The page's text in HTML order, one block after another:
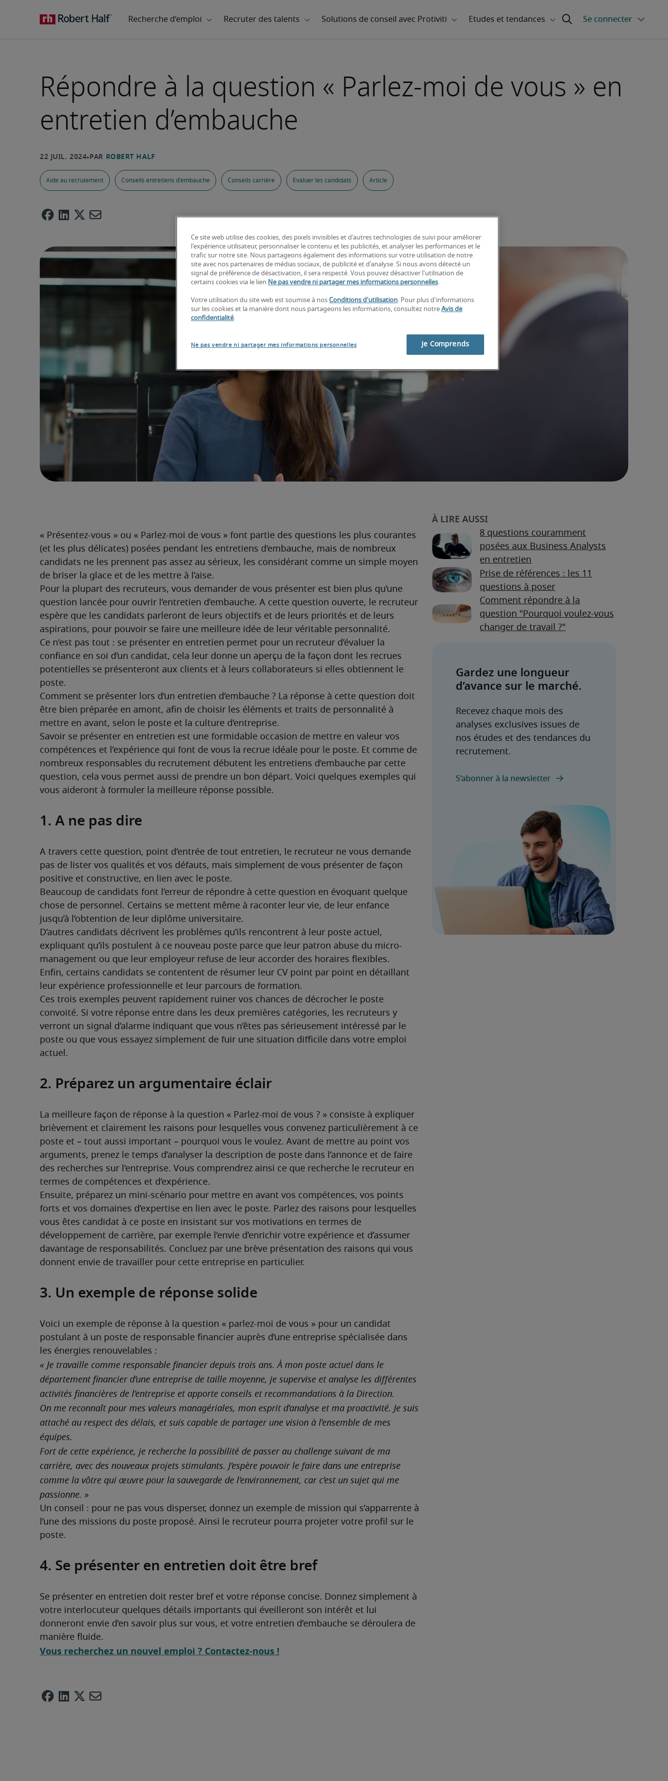
Répondre à la question « Parlez-moi de vous » en
entretien d’embauche
Aide au recrutement Conseils entretiens d'embauche Conseils carrière Evaluer les candidats Article
« Présentez-vous » ou « Parlez-moi de vous » font partie des questions les plus courantes
(et les plus délicates) posées pendant les entretiens d’embauche, mais de nombreux
candidats ne les prennent pas assez au sérieux, les considérant comme un simple moyen
de briser la glace et de les mettre à l’aise.
Pour la plupart des recruteurs, vous demander de vous présenter est bien plus qu’une
question lancée pour ouvrir l’entretien d’embauche. A cette question ouverte, le recruteur
espère que les candidats parleront de leurs objectifs et de leurs priorités et de leurs
aspirations, pour pouvoir se faire une meilleure idée de leur véritable personnalité.
Ce n’est pas tout : se présenter en entretien permet pour un recruteur d’évaluer la
confiance en soi d’un candidat, cela leur donne un aperçu de la façon dont les recrues
potentielles se présenteront aux clients et à leurs collaborateurs si elles obtiennent le
poste.
Comment se présenter lors d’un entretien d’embauche ? La réponse à cette question doit
être bien préparée en amont, afin de choisir les éléments et traits de personnalité à
mettre en avant, selon le poste et la culture d’entreprise.
Savoir se présenter en entretien est une formidable occasion de mettre en valeur vos
compétences et l’expérience qui font de vous la recrue idéale pour le poste. Et comme de
nombreux responsables du recrutement débutent les entretiens d’embauche par cette
question, cela vous permet aussi de prendre un bon départ. Voici quelques exemples qui
vous aideront à formuler la meilleure réponse possible.
1. A ne pas dire
A travers cette question, point d’entrée de tout entretien, le recruteur ne vous demande
pas de lister vos qualités et vos défauts, mais simplement de vous présenter de façon
positive et constructive, en lien avec le poste.
Beaucoup de candidats font l’erreur de répondre à cette question en évoquant quelque
chose de personnel. Certains se mettent même à raconter leur vie, de leur enfance
jusqu’à l’obtention de leur diplôme universitaire.
D’autres candidats décrivent les problèmes qu’ils rencontrent à leur poste actuel,
expliquant qu’ils postulent à ce nouveau poste parce que leur patron abuse du micro-
management ou que leur employeur refuse de leur accorder des horaires flexibles.
Enfin, certains candidats se contentent de résumer leur CV point par point en détaillant
leur expérience professionnelle et leur parcours de formation.
Ces trois exemples peuvent rapidement ruiner vos chances de décrocher le poste
convoité. Si votre réponse entre dans les deux premières catégories, les recruteurs y
verront un signal d’alarme indiquant que vous n’êtes pas sérieusement intéressé par le
poste ou que vous essayez simplement de fuir une situation difficile dans votre emploi
actuel.
2. Préparez un argumentaire éclair
La meilleure façon de réponse à la question « Parlez-moi de vous ? » consiste à expliquer
brièvement et clairement les raisons pour lesquelles vous convenez particulièrement à ce
poste et – tout aussi important – pourquoi vous le voulez. Avant de mettre au point vos
arguments, prenez le temps d’analyser la description de poste dans l’annonce et de faire
des recherches sur l’entreprise. Vous comprendrez ainsi ce que recherche le recruteur en
termes de compétences et d’expérience.
Ensuite, préparez un mini-scénario pour mettre en avant vos compétences, vos points
forts et vos domaines d’expertise en lien avec le poste. Parlez des raisons pour lesquelles
vous êtes candidat à ce poste en insistant sur vos motivations en termes de
développement de carrière, par exemple l’envie d’enrichir votre expérience et d’assumer
davantage de responsabilités. Concluez par une brève présentation des raisons qui vous
donnent envie de travailler pour cette entreprise en particulier.
3. Un exemple de réponse solide
Voici un exemple de réponse à la question « parlez-moi de vous » pour un candidat
postulant à un poste de responsable financier auprès d’une entreprise spécialisée dans
les énergies renouvelables :
« Je travaille comme responsable financier depuis trois ans. À mon poste actuel dans le
département financier d’une entreprise de taille moyenne, je supervise et analyse les différentes
activités financières de l’entreprise et apporte conseils et recommandations à la Direction.
On me reconnaît pour mes valeurs managériales, mon esprit d’analyse et ma proactivité. Je suis
attaché au respect des délais, et suis capable de partager une vision à l’ensemble de mes
équipes.
Fort de cette expérience, je recherche la possibilité de passer au challenge suivant de ma
carrière, avec des nouveaux projets stimulants. J’espère pouvoir le faire dans une entreprise
comme la vôtre qui œuvre pour la sauvegarde de l’environnement, car c’est un sujet qui me
passionne. »
Un conseil : pour ne pas vous disperser, donnez un exemple de mission qui s’apparrente à
l’une des missions du poste proposé. Ainsi le recruteur pourra projeter votre profil sur le
poste.
4. Se présenter en entretien doit être bref
Se présenter en entretien doit rester bref et votre réponse concise. Donnez simplement à
votre interlocuteur quelques détails importants qui éveilleront son intérêt et lui
donneront envie d’en savoir plus sur vous, et votre entretien d’embauche se déroulera de
manière fluide.
Vous recherchez un nouvel emploi ? Contactez-nous !
8 questions couramment
posées aux Business Analysts
en entretien
Prise de références : les 11
questions à poser
Comment répondre à la
question "Pourquoi voulez-vous
changer de travail ?"
Ce site web utilise des cookies, des pixels invisibles et d'autres technologies de suivi pour améliorer
l'expérience utilisateur, personnaliser le contenu et les publicités, et analyser les performances et le
trafic sur notre site. Nous partageons également des informations sur votre utilisation de notre
site avec nos partenaires de médias sociaux, de publicité et d'analyse. Si nous avons détecté un
signal de préférence de désactivation, il sera respecté. Vous pouvez désactiver l'utilisation de
certains cookies via le lien Ne pas vendre ni partager mes informations personnelles.
Votre utilisation du site web est soumise à nos Conditions d'utilisation. Pour plus d'informations
sur les cookies et la manière dont nous partageons les informations, consultez notre Avis de
confidentialité.
Ne pas vendre ni partager mes informations personnelles Je Comprends